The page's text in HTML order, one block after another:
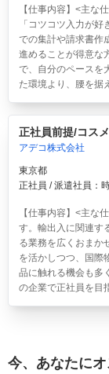
【仕事内容】<主な
「コツコツ入力が
での集計や請求書作
進めることが得意な
で、自分のペースを
た環境より、腰を据
正社員前提/コス
アデコ株式会社
東京都
正社員 / 派遣社員：
【仕事内容】<主な
す。輸出入に関連す
る業務を広くおまか
を活かしつつ、国際
品に触れる機会も多
の企業で正社員を目
今、あなたにオ